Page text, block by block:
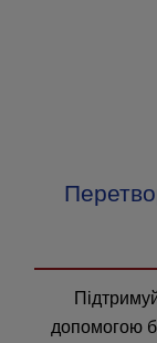
допомогою